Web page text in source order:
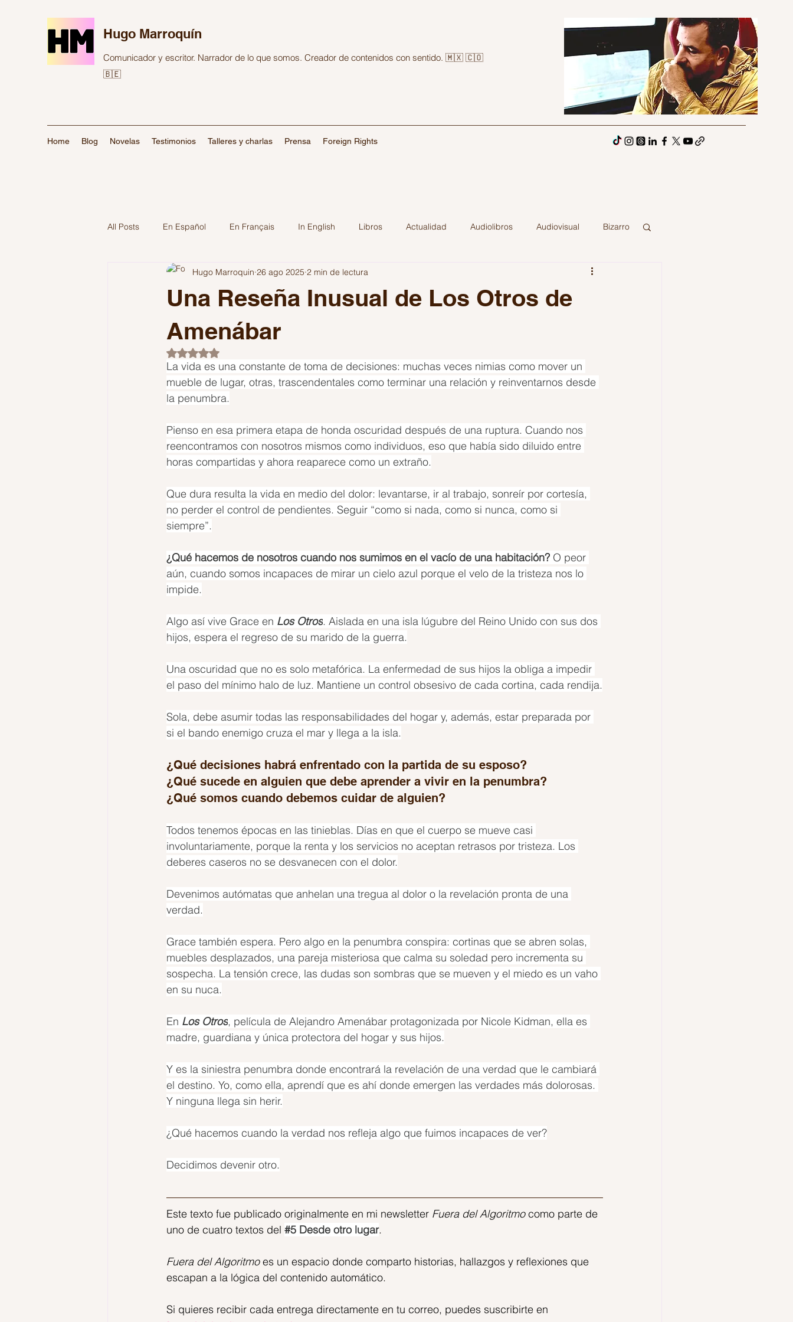
Hugo Marroquín
Comunicador y escritor. Narrador de lo que somos. Creador de contenidos con sentido. 🇲🇽 🇨🇴
🇧🇪
Home Blog Novelas Testimonios Talleres y charlas Prensa Foreign Rights
All Posts En Español En Français In English Libros Actualidad Audiolibros Audiovisual Bizarro
Comunicación Colombia Escribir Festivales
Reflexiones
Una Reseña Inusual de Los Otros de
Amenábar
Hugo Marroquin 26 ago 2025 2 min de lectura
Obtuvo NaN de 5 estrellas.
La vida es una constante de toma de decisiones: muchas veces nimias como mover un
mueble de lugar, otras, trascendentales como terminar una relación y reinventarnos desde
la penumbra.
Pienso en esa primera etapa de honda oscuridad después de una ruptura. Cuando nos
reencontramos con nosotros mismos como individuos, eso que había sido diluido entre
horas compartidas y ahora reaparece como un extraño.
Que dura resulta la vida en medio del dolor: levantarse, ir al trabajo, sonreír por cortesía,
no perder el control de pendientes. Seguir “como si nada, como si nunca, como si
siempre”.
¿Qué hacemos de nosotros cuando nos sumimos en el vacío de una habitación? O peor
aún, cuando somos incapaces de mirar un cielo azul porque el velo de la tristeza nos lo
impide.
Algo así vive Grace en Los Otros. Aislada en una isla lúgubre del Reino Unido con sus dos
hijos, espera el regreso de su marido de la guerra.
Una oscuridad que no es solo metafórica. La enfermedad de sus hijos la obliga a impedir
el paso del mínimo halo de luz. Mantiene un control obsesivo de cada cortina, cada rendija.
Sola, debe asumir todas las responsabilidades del hogar y, además, estar preparada por
si el bando enemigo cruza el mar y llega a la isla.
¿Qué decisiones habrá enfrentado con la partida de su esposo?
¿Qué sucede en alguien que debe aprender a vivir en la penumbra?
¿Qué somos cuando debemos cuidar de alguien?
Todos tenemos épocas en las tinieblas. Días en que el cuerpo se mueve casi
involuntariamente, porque la renta y los servicios no aceptan retrasos por tristeza. Los
deberes caseros no se desvanecen con el dolor.
Devenimos autómatas que anhelan una tregua al dolor o la revelación pronta de una
verdad.
Grace también espera. Pero algo en la penumbra conspira: cortinas que se abren solas,
muebles desplazados, una pareja misteriosa que calma su soledad pero incrementa su
sospecha. La tensión crece, las dudas son sombras que se mueven y el miedo es un vaho
en su nuca.
En Los Otros, película de Alejandro Amenábar protagonizada por Nicole Kidman, ella es
madre, guardiana y única protectora del hogar y sus hijos.
Y es la siniestra penumbra donde encontrará la revelación de una verdad que le cambiará
el destino. Yo, como ella, aprendí que es ahí donde emergen las verdades más dolorosas.
Y ninguna llega sin herir.
¿Qué hacemos cuando la verdad nos refleja algo que fuimos incapaces de ver?
Decidimos devenir otro.
Este texto fue publicado originalmente en mi newsletter Fuera del Algoritmo como parte de
uno de cuatro textos del #5 Desde otro lugar.
Fuera del Algoritmo es un espacio donde comparto historias, hallazgos y reflexiones que
escapan a la lógica del contenido automático.
Si quieres recibir cada entrega directamente en tu correo, puedes suscribirte en